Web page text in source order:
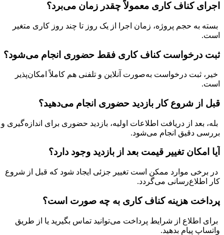
اجرای کناف کاری معمولاً چقدر زمان می‌برد؟
بسته به حجم پروژه، زمان اجرا از یک روز تا چند روز کاری متغیر
است.
ثبت درخواست کناف کاری فقط حضوری انجام می‌شود؟
خیر، ثبت درخواست به‌صورت آنلاین و تلفنی هم کاملاً امکان‌پذیر
است.
قبل از شروع کار بازدید حضوری انجام می‌دهید؟
بله، بعد از دریافت اطلاعات اولیه، بازدید حضوری برای اندازه‌گیری و
بررسی دقیق انجام می‌شود.
آیا امکان تغییر قیمت بعد از بازدید وجود دارد؟
در برخی موارد ممکن است تغییر جزئی ایجاد شود که قبل از شروع
کار اطلاع‌رسانی می‌گردد.
پرداخت هزینه کناف کاری به چه صورت است؟
برای اطلاع از شرایط پرداخت می‌توانید تماس بگیرید یا از طریق
واتساپ پیام بدهید.